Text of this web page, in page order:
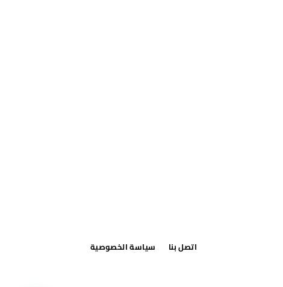
اتصل بنا سياسة الخصوصية